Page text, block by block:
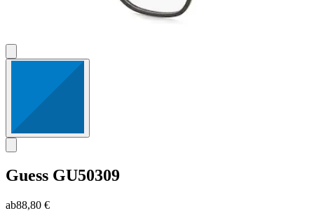
Guess GU50309
ab88,80 €